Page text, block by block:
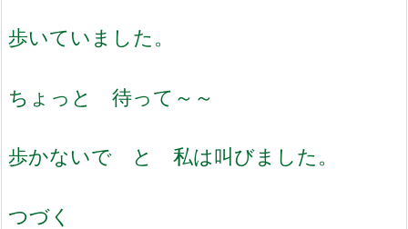
歩いていました。
ちょっと 待って～～
歩かないで と 私は叫びました。
つづく